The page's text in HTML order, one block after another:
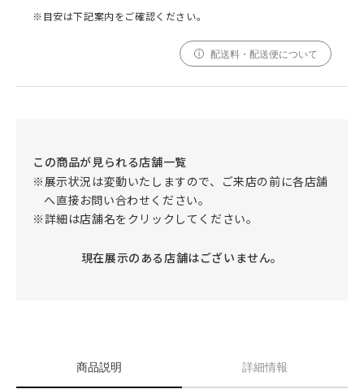
商品説明 詳細情報
※目安は下記案内をご確認ください。
配送料・配送便について
この商品が見られる店舗一覧
※展示状況は変動いたしますので、ご来店の前に各店舗
へ直接お問い合わせください。
※詳細は店舗名をクリックしてください。
現在展示のある店舗はございません。